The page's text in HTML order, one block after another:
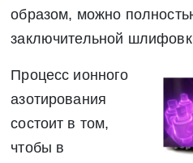
образом, можно
заключительной
Процесс ионного
азотирования
состоит в том,
чтобы в